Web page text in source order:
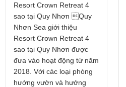
Resort Crown Retreat 4
sao tại Quy Nhơn Quy
Nhơn Sea giới thiệu
Resort Crown Retreat 4
sao tại Quy Nhơn được
đưa vào hoạt động từ năm
2018. Với các loại phòng
hướng vườn và hướng